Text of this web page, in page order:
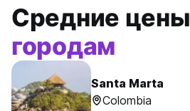
Средние цены
городам
Santa Marta
Colombia